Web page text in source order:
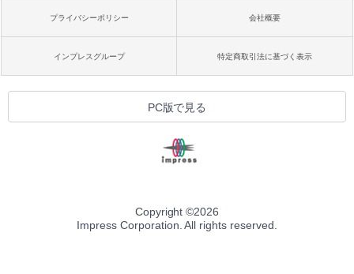
プライバシーポリシー 会社概要
インプレスグループ 特定商取引法に基づく表示
PC版で見る
Copyright ©2026
Impress Corporation. All rights reserved.